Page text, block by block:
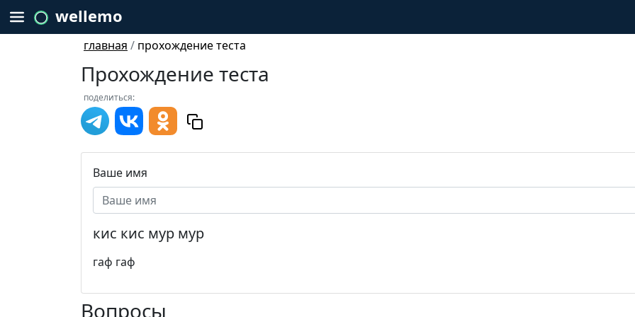
wellemo
главная / прохождение теста
Прохождение теста
поделиться:
Ваше имя
кис кис мур мур
гаф гаф
Вопросы